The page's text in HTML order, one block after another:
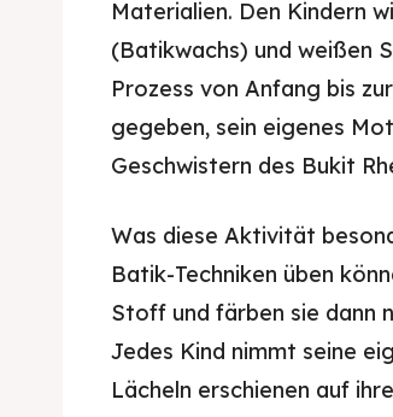
Materialien. Den Kindern
(Batikwachs) und weißen
Prozess von Anfang bis
gegeben, sein eigenes
Geschwistern des Bukit
Was diese Aktivität
Batik-Techniken üben
Stoff und färben sie dann
Jedes Kind nimmt seine
Lächeln erschienen auf